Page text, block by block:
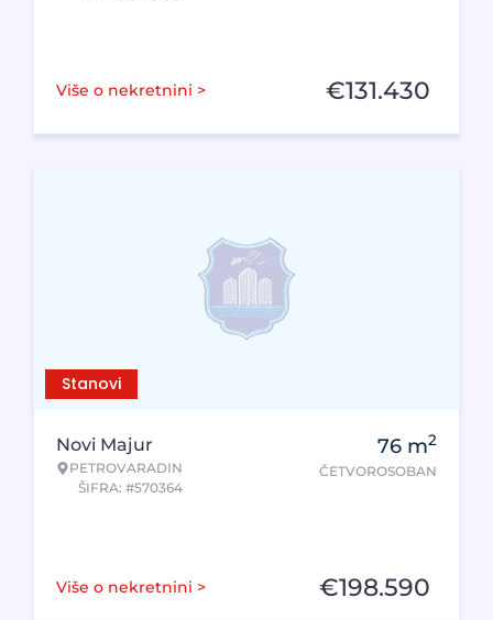
Više o nekretnini > €131.430
Stanovi
Novi Majur
PETROVARADIN
ŠIFRA: #570364
76 m2
ČETVOROSOBAN
Više o nekretnini > €198.590